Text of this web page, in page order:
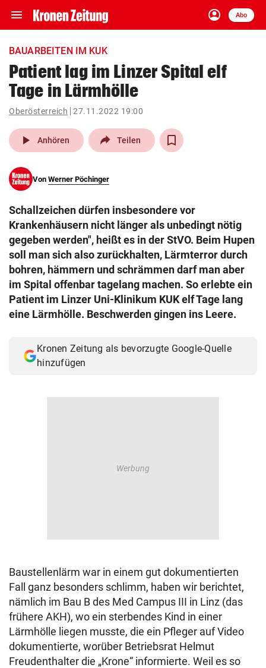
menu Navigation
ein-/ausklappen
account_circle
Anmelden
Abo
close Schließen
account_circle Anmelden
pin_drop
Wien arrow_right
search
eingeben
© Krone Multimedia GmbH & Co KG 2026
Muthgasse 2, 1190 Wien
BAUARBEITEN IM KUK
Patient lag im Linzer Spital elf
Tage in Lärmhölle
Oberösterreich 27.11.2022 19:00
play_arrow Anhören Teilen
Von Werner Pöchinger
Schallzeichen dürfen insbesondere vor
Krankenhäusern nicht länger als unbedingt nötig
gegeben werden", heißt es in der StVO. Beim Hupen
soll man sich also zurückhalten, Lärmterror durch
bohren, hämmern und schrämmen darf man aber
im Spital offenbar tagelang machen. So erlebte ein
Patient im Linzer Uni-Klinikum KUK elf Tage lang
eine Lärmhölle. Beschwerden gingen ins Leere.
Kronen Zeitung als bevorzugte Google-Quelle
hinzufügen
Baustellenlärm war in einem gut dokumentierten
Fall ganz besonders schlimm, haben wir berichtet,
nämlich im Bau B des Med Campus III in Linz (das
frühere AKH), wo ein sterbendes Kind in einer
Lärmhölle liegen musste, die ein Pfleger auf Video
dokumentierte, worüber Betriebsrat Helmut
Freudenthalter die „Krone“ informierte. Weil es so